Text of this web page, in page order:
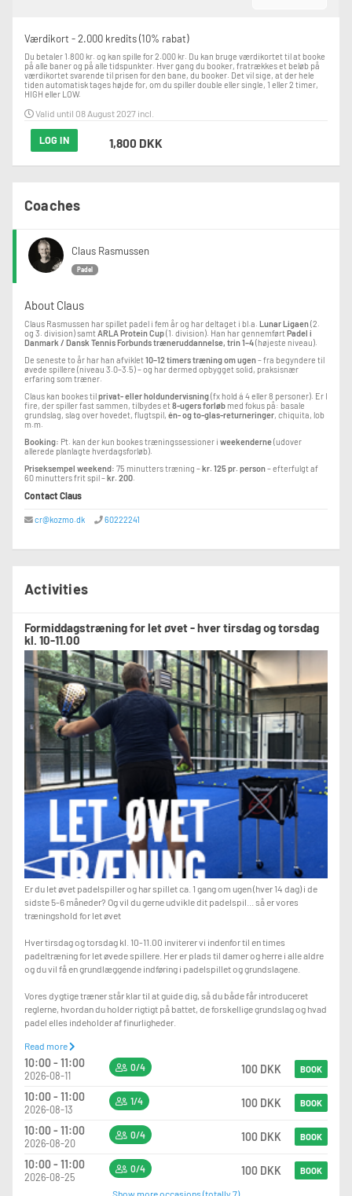
Værdikort - 2.000 kredits (10% rabat)
Du betaler 1.800 kr. og kan spille for 2.000 kr. Du kan bruge værdikortet til at booke
på alle baner og på alle tidspunkter. Hver gang du booker, fratrækkes et beløb på
værdikortet svarende til prisen for den bane, du booker. Det vil sige, at der hele
tiden automatisk tages højde for, om du spiller double eller single, 1 eller 2 timer,
HIGH eller LOW.
Valid until 08 August 2027 incl.
LOG IN 1,800 DKK
Coaches
Claus Rasmussen
Padel
About Claus
Claus Rasmussen har spillet padel i fem år og har deltaget i bl.a. Lunar Ligaen(2.
og 3. division) samtARLA Protein Cup(1. division). Han har gennemførtPadel i
Danmark / Dansk Tennis Forbunds træneruddannelse, trin 1–4(højeste niveau).
De seneste to år har han afviklet10–12 timers træning om ugen– fra begyndere til
øvede spillere (niveau 3.0–3.5) – og har dermed opbygget solid, praksisnær
erfaring som træner.
Claus kan bookes tilprivat- eller holdundervisning(fx hold á 4 eller 8 personer). Er I
fire, der spiller fast sammen, tilbydes et8-ugers forløb med fokus på: basale
grundslag, slag over hovedet, flugtspil, én- og to-glas-returneringer, chiquita, lob
m.m.
Booking: Pt. kan der kun bookes træningssessioner i weekenderne(udover
allerede planlagte hverdagsforløb).
Priseksempel weekend: 75 minutters træning –kr. 125 pr. person– efterfulgt af
60 minutters frit spil –kr. 200.
Contact Claus
cr@kozmo.dk 60222241
Activities
Formiddagstræning for let øvet - hver tirsdag og torsdag
kl. 10-11.00
Er du let øvet padelspiller og har spillet ca. 1 gang om ugen (hver 14 dag) i de
sidste 5-6 måneder? Og vil du gerne udvikle dit padelspil... så er vores
træningshold for let øvet
Hver tirsdag og torsdag kl. 10-11.00 inviterer vi indenfor til en times
padeltræning for let øvede spillere. Her er plads til damer og herre i alle aldre
og du vil få en grundlæggende indføring i padelspillet og grundslagene.
Vores dygtige træner står klar til at guide dig, så du både får introduceret
reglerne, hvordan du holder rigtigt på battet, de forskellige grundslag og hvad
padel elles indeholder af finurligheder.
Min. 2 deltagere. Ved aflysning refunderes det indbetalte beløb.
Vi ses til træning for let øvede spillere!
Read more
10:00 - 11:00
2026-08-11
0/4 100 DKK BOOK
10:00 - 11:00
2026-08-13
1/4 100 DKK BOOK
10:00 - 11:00
2026-08-20
0/4 100 DKK BOOK
10:00 - 11:00
2026-08-25
0/4 100 DKK BOOK
Show more occasions (totally 7)